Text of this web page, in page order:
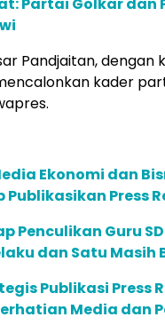
Pandjaitan, dengan
kader
Ekonomi dan
Publikasikan Press
Penculikan Guru
dan Satu Masih
Publikasi Press
Media dan